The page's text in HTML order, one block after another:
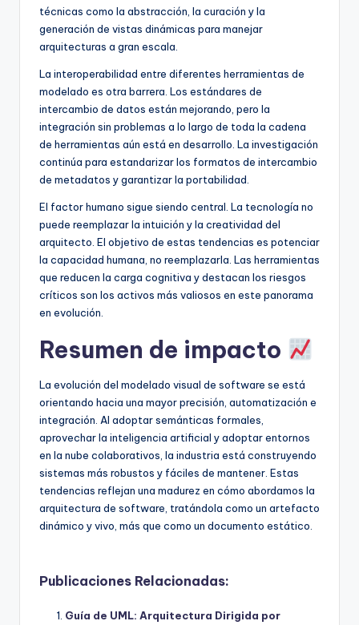
técnicas como la abstracción, la curación y la
generación de vistas dinámicas para manejar
arquitecturas a gran escala.
La interoperabilidad entre diferentes herramientas de
modelado es otra barrera. Los estándares de
intercambio de datos están mejorando, pero la
integración sin problemas a lo largo de toda la cadena
de herramientas aún está en desarrollo. La investigación
continúa para estandarizar los formatos de intercambio
de metadatos y garantizar la portabilidad.
El factor humano sigue siendo central. La tecnología no
puede reemplazar la intuición y la creatividad del
arquitecto. El objetivo de estas tendencias es potenciar
la capacidad humana, no reemplazarla. Las herramientas
que reducen la carga cognitiva y destacan los riesgos
críticos son los activos más valiosos en este panorama
en evolución.
Resumen de impacto
La evolución del modelado visual de software se está
orientando hacia una mayor precisión, automatización e
integración. Al adoptar semánticas formales,
aprovechar la inteligencia artificial y adoptar entornos
en la nube colaborativos, la industria está construyendo
sistemas más robustos y fáciles de mantener. Estas
tendencias reflejan una madurez en cómo abordamos la
arquitectura de software, tratándola como un artefacto
dinámico y vivo, más que como un documento estático.
Publicaciones Relacionadas:
Guía de UML: Arquitectura Dirigida por